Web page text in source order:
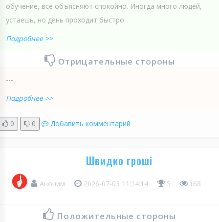
обучение, все объясняют спокойно. Иногда много людей,
устаешь, но день проходит быстро
Подробнее >>
Отрицательные стороны
---
Подробнее >>
0 0 Добавить комментарий
Швидко гроші
Аноним 2026-07-03 11:14:14 5 168
Положительные стороны